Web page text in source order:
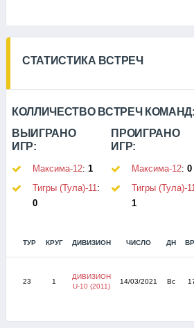
СТАТИСТИКА ВСТРЕЧ
КОЛЛИЧЕСТВО ВСТРЕЧ КОМАНД:
ВЫИГРАНО
ИГР:
Максима-12: 1
Тигры (Тула)-11:
0
ПРОИГРАНО
ИГР:
Максима-12:0
Тигры (Тула)-
1
ТУР КРУГ ДИВИЗИОН ЧИСЛО ДН
23 1
ДИВИЗИОН
U-10 (2011)
14/03/2021 Вс